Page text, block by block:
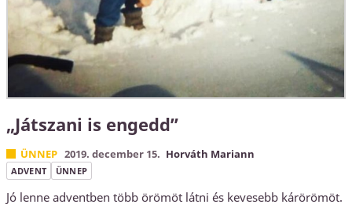
„Játszani is engedd”
ÜNNEP 2019. december 15. Horváth Mariann
ADVENT ÜNNEP
Jó lenne adventben több örömöt látni és kevesebb kárörömöt.